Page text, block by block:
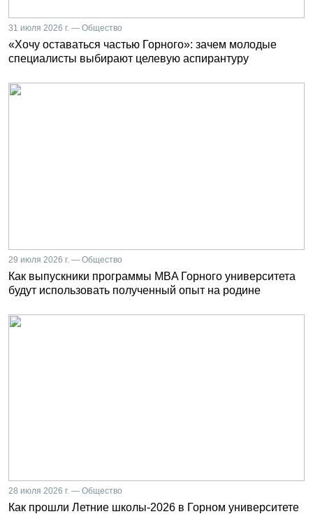
31 июля 2026 г. — Общество
«Хочу оставаться частью Горного»: зачем молодые
специалисты выбирают целевую аспирантуру
29 июля 2026 г. — Общество
Как выпускники программы MBA Горного университета
будут использовать полученный опыт на родине
28 июля 2026 г. — Общество
Как прошли Летние школы-2026 в Горном университете